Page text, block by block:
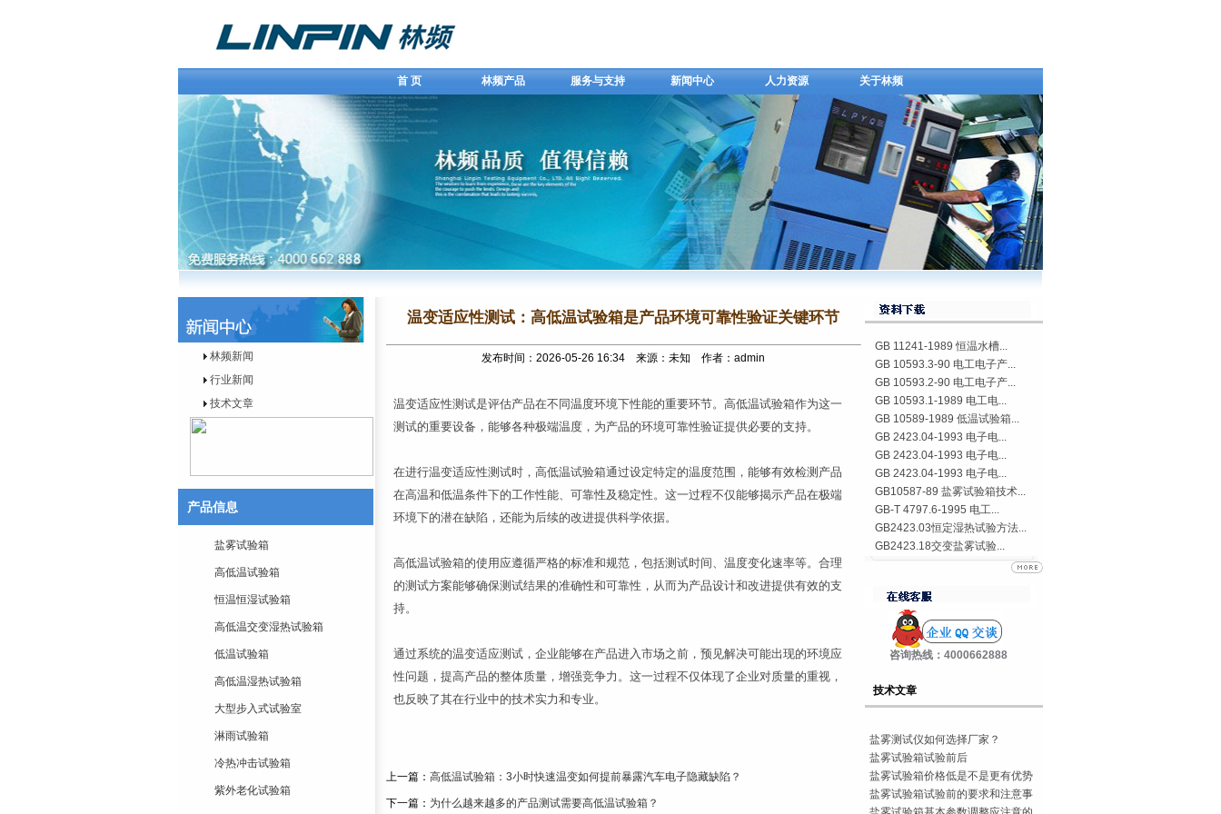
首 页 林频产品 服务与支持 新闻中心 人力资源 关于林频
林频新闻
行业新闻
技术文章
产品信息
盐雾试验箱
高低温试验箱
恒温恒湿试验箱
高低温交变湿热试验箱
低温试验箱
高低温湿热试验箱
大型步入式试验室
淋雨试验箱
冷热冲击试验箱
紫外老化试验箱
温变适应性测试：高低温试验箱是产品环境可靠性验证关键环节
发布时间：2026-05-26 16:34 来源：未知 作者：admin
温变适应性测试是评估产品在不同温度环境下性能的重要环节。高低温试验箱作为这一
测试的重要设备，能够各种极端温度，为产品的环境可靠性验证提供必要的支持。
在进行温变适应性测试时，高低温试验箱通过设定特定的温度范围，能够有效检测产品
在高温和低温条件下的工作性能、可靠性及稳定性。这一过程不仅能够揭示产品在极端
环境下的潜在缺陷，还能为后续的改进提供科学依据。
高低温试验箱的使用应遵循严格的标准和规范，包括测试时间、温度变化速率等。合理
的测试方案能够确保测试结果的准确性和可靠性，从而为产品设计和改进提供有效的支
持。
通过系统的温变适应测试，企业能够在产品进入市场之前，预见解决可能出现的环境应
性问题，提高产品的整体质量，增强竞争力。这一过程不仅体现了企业对质量的重视，
也反映了其在行业中的技术实力和专业。
上一篇： 高低温试验箱：3小时快速温变如何提前暴露汽车电子隐藏缺陷？
下一篇： 为什么越来越多的产品测试需要高低温试验箱？
GB 11241-1989 恒温水槽...
GB 10593.3-90 电工电子产...
GB 10593.2-90 电工电子产...
GB 10593.1-1989 电工电...
GB 10589-1989 低温试验箱...
GB 2423.04-1993 电子电...
GB 2423.04-1993 电子电...
GB 2423.04-1993 电子电...
GB10587-89 盐雾试验箱技术...
GB-T 4797.6-1995 电工...
GB2423.03恒定湿热试验方法...
GB2423.18交变盐雾试验...
咨询热线：4000662888
技术文章
盐雾测试仪如何选择厂家？
盐雾试验箱试验前后
盐雾试验箱价格低是不是更有优势
盐雾试验箱试验前的要求和注意事